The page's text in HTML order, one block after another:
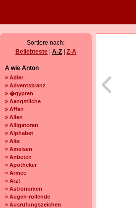
Sortiere nach:
Beliebteste
A-Z Z-A
A wie Anton
» Adler
» Adventskranz
» �gypten
» Aengstliche
» Affen
» Alien
» Alligatoren
» Alphabet
» Alte
» Ameisen
» Anbeten
» Apotheker
» Armee
» Arzt
» Astronomen
» Augen-rollende
» Ausrufungszeichen